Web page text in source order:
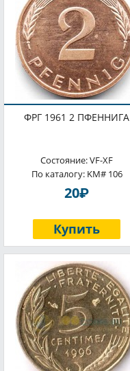
ФРГ 1961 2 ПФЕННИГА
Состояние: VF-XF
По каталогу: KM# 106
20P
Купить